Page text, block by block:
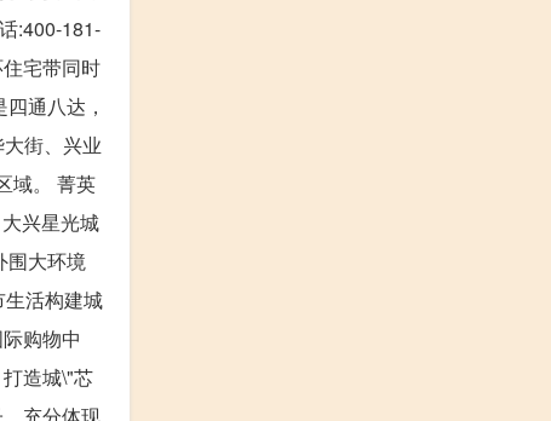
:400-181-
宅带同时
通八达，
街、兴业
域。 菁英
兴星光城
围大环境
活构建城
购物中
造城\"芯